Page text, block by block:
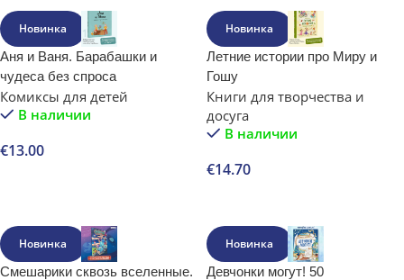
Новинка
Аня и Ваня. Барабашки и
чудеса без спроса
Комиксы для детей
В наличии
€13.00
Новинка
Летние истории про Миру и
Гошу
Книги для творчества и
досуга
В наличии
€14.70
Новинка
Смешарики сквозь вселенные.
Новинка
Девчонки могут! 50